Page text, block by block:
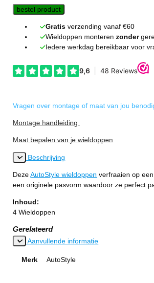
bestel product
Gratis verzending vanaf €60
Wieldoppen monterenzonder
Iedere werkdag bereikbaar voor
Vragen over montage of maat van jou
Montage handleiding
Maat bepalen van je wieldoppen
Beschrijving
DezeAutoStyle wieldoppen verfraaien op
een originele pasvorm waardoor ze perfect
Inhoud:
4 Wieldoppen
Gerelateerd
Aanvullende informatie
Merk AutoStyle